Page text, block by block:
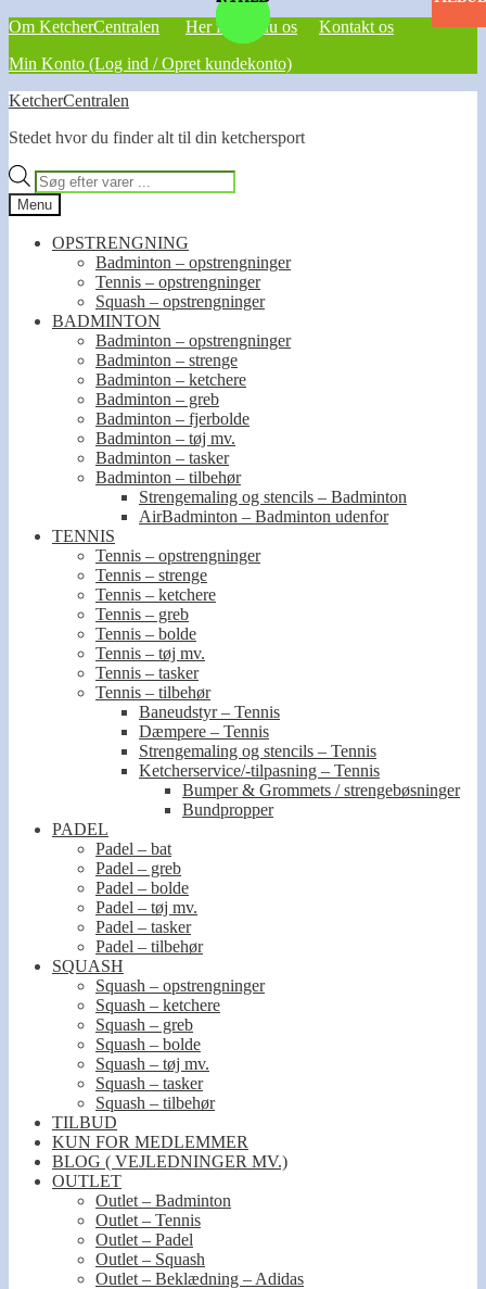
Om KetcherCentralen Her finder du os
Kontakt os
Min Konto (Log ind / Opret kundekonto)
Spring
navigation
Spring
indhold
KetcherCentralen
Stedet hvor du finder alt til din ketchersport
Products
search
Menu
OPSTRENGNING
Badminton – opstrengninger
Tennis – opstrengninger
Squash – opstrengninger
BADMINTON
Badminton – opstrengninger
Badminton – strenge
Badminton – ketchere
Badminton – greb
Badminton – fjerbolde
Badminton – tøj mv.
Badminton – tasker
Badminton – tilbehør
Strengemaling og stencils – Badminton
AirBadminton – Badminton udenfor
TENNIS
Tennis – opstrengninger
Tennis – strenge
Tennis – ketchere
Tennis – greb
Tennis – bolde
Tennis – tøj mv.
Tennis – tasker
Tennis – tilbehør
Baneudstyr – Tennis
Dæmpere – Tennis
Strengemaling og stencils – Tennis
Ketcherservice/-tilpasning – Tennis
Bumper & Grommets / strengebøsninger
Bundpropper
PADEL
Padel – bat
Padel – greb
Padel – bolde
Padel – tøj mv.
Padel – tasker
Padel – tilbehør
SQUASH
Squash – opstrengninger
Squash – ketchere
Squash – greb
Squash – bolde
Squash – tøj mv.
Squash – tasker
Squash – tilbehør
TILBUD
KUN FOR MEDLEMMER
BLOG ( VEJLEDNINGER MV.)
OUTLET
Outlet – Badminton
Outlet – Tennis
Outlet – Padel
Outlet – Squash
Outlet – Beklædning – Adidas